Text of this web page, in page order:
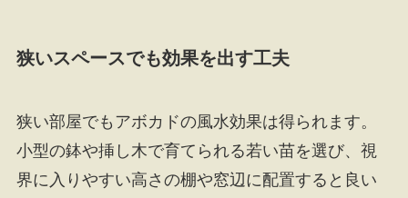
狭いスペースでも効果を出す工夫
狭い部屋でもアボカドの風水効果は得られます。
小型の鉢や挿し木で育てられる若い苗を選び、視
界に入りやすい高さの棚や窓辺に配置すると良い